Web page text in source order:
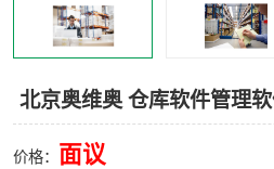
北京奥维奥 仓库软件管理
价格： 面议
小工厂erp系统